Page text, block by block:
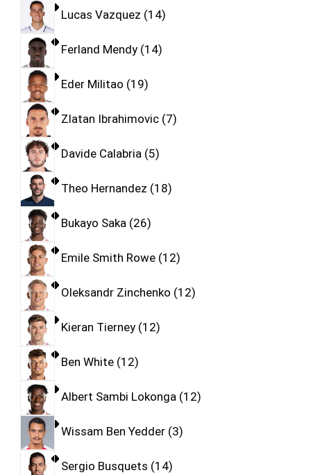
Lucas Vazquez 14
Ferland Mendy 14
Eder Militao 19
Zlatan Ibrahimovic 7
Davide Calabria 5
Theo Hernandez 18
Bukayo Saka 26
Emile Smith Rowe 12
Oleksandr Zinchenko 12
Kieran Tierney 12
Ben White 12
Albert Sambi Lokonga 12
Wissam Ben Yedder 3
Sergio Busquets 14